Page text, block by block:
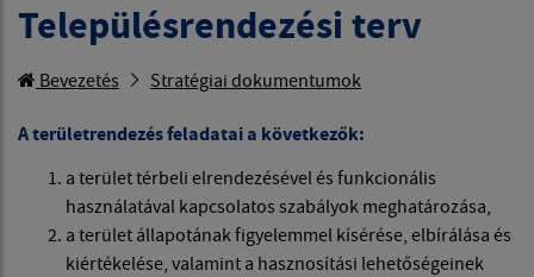
Településrendezési terv
Bevezetés Stratégiai dokumentumok
A területrendezés feladatai a következők:
a terület térbeli elrendezésével és funkcionális
használatával kapcsolatos szabályok meghatározása,
a terület állapotának figyelemmel kísérése, elbírálása és
kiértékelése, valamint a hasznosítási lehetőségeinek